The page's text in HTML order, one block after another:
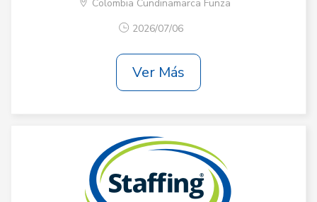
Colombia Cundinamarca Funza
2026/07/06
Ver Más